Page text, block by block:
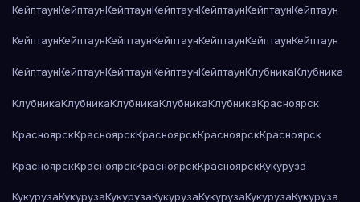
КейптаунКейптаунКейптаунКейптаунКейптаунКейптаунКейптаун
КейптаунКейптаунКейптаунКейптаунКейптаунКейптаунКейптаун
КейптаунКейптаунКейптаунКейптаунКейптаунКлубникаКлубника
КлубникаКлубникаКлубникаКлубникаКлубникаКрасноярск
КрасноярскКрасноярскКрасноярскКрасноярскКрасноярск
КрасноярскКрасноярскКрасноярскКрасноярскКукуруза
КукурузаКукурузаКукурузаКукурузаКукурузаКукурузаКукуруза